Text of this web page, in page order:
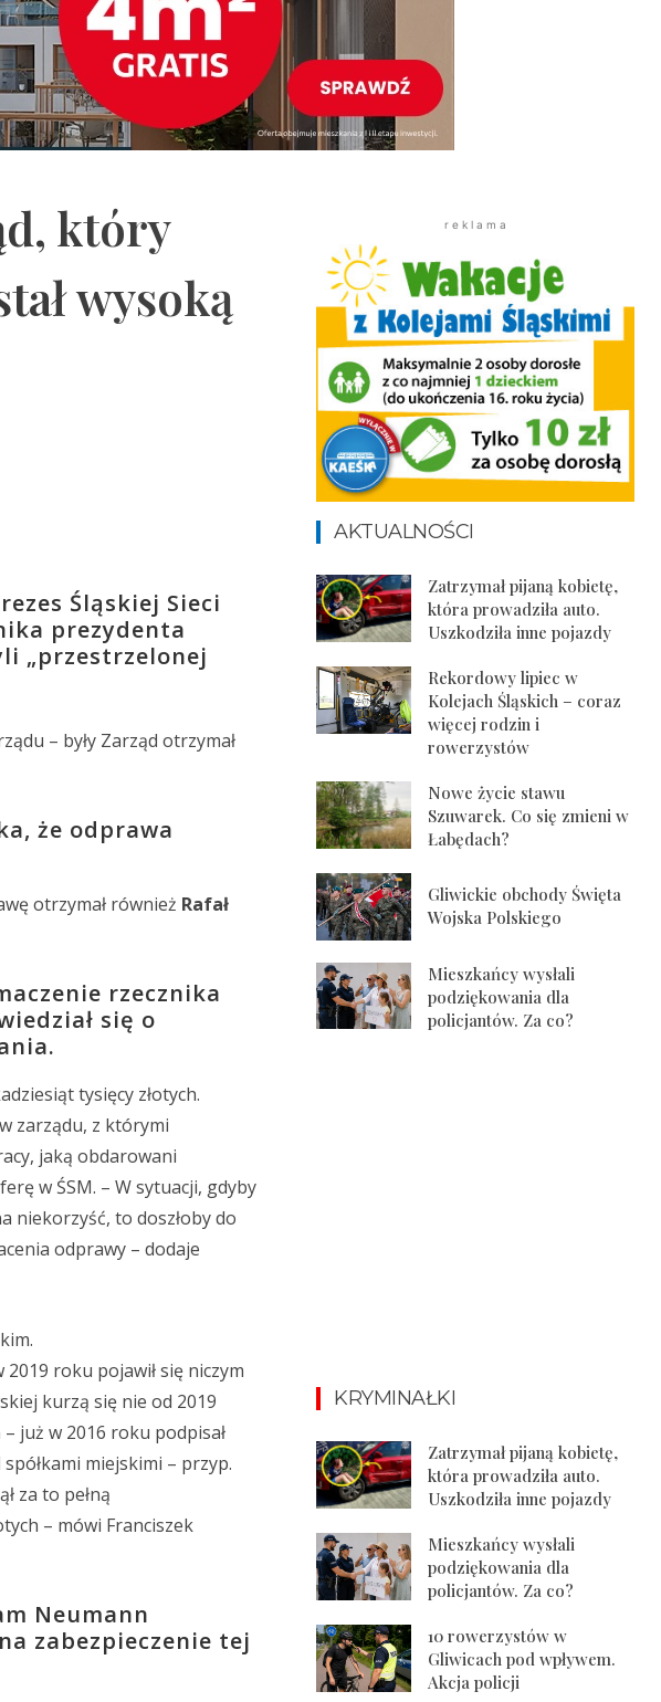
który
wysoką
Śląskiej Sieci
prezydenta
„przestrzelonej
– były Zarząd otrzymał
że odprawa
otrzymał również Rafał
rzecznika
się o
tysięcy złotych.
zarządu, z którymi
jaką obdarowani
w ŚSM. – W sytuacji, gdyby
niekorzyść, to doszłoby do
odprawy – dodaje
roku pojawił się niczym
kurzą się nie od 2019
już w 2016 roku podpisał
miejskimi – przyp.
za to pełną
– mówi Franciszek
Neumann
zabezpieczenie tej
r e k l a m a
AKTUALNOŚCI
Zatrzymał pijaną kobietę,
która prowadziła auto.
Uszkodziła inne pojazdy
Rekordowy lipiec w
Kolejach Śląskich – coraz
więcej rodzin i
rowerzystów
Nowe życie stawu
Szuwarek. Co się zmieni w
Łabędach?
Gliwickie obchody Święta
Wojska Polskiego
Mieszkańcy wysłali
podziękowania dla
policjantów. Za co?
KRYMINAŁKI
Zatrzymał pijaną kobietę,
która prowadziła auto.
Uszkodziła inne pojazdy
Mieszkańcy wysłali
podziękowania dla
policjantów. Za co?
10 rowerzystów w
Gliwicach pod wpływem.
Akcja policji